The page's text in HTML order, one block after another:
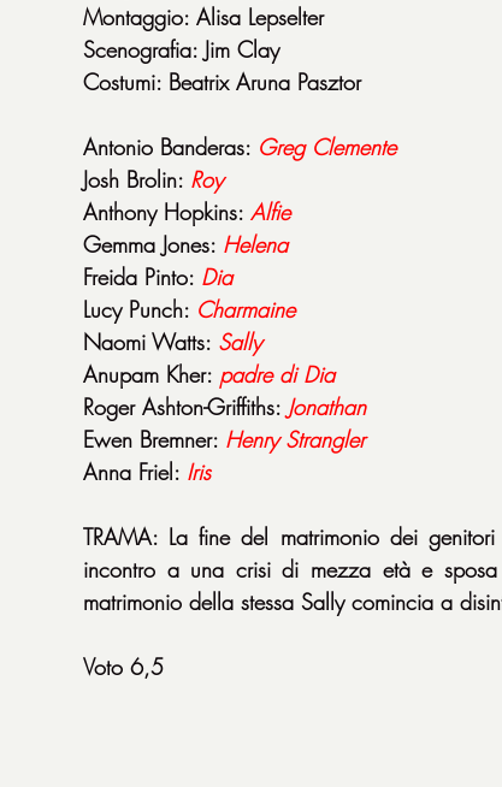
Montaggio: Alisa Lepselter
Scenografia: Jim Clay
Costumi: Beatrix Aruna Pasztor
Antonio Banderas: Greg Clemente
Josh Brolin: Roy
Anthony Hopkins: Alfie
Gemma Jones: Helena
Freida Pinto: Dia
Lucy Punch: Charmaine
Naomi Watts: Sally
Anupam Kher: padre di Dia
Roger Ashton-Griffiths: Jonathan
Ewen Bremner: Henry Strangler
Anna Friel: Iris
TRAMA: La fine del matrimonio dei
incontro a una crisi di mezza età e
matrimonio della stessa Sally comincia a
Voto 6,5